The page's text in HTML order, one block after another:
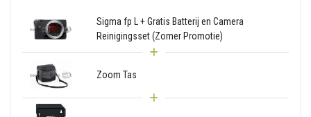
Sigma fp L + Gratis Batterij en Camera
Reinigingsset (Zomer Promotie)
Zoom Tas